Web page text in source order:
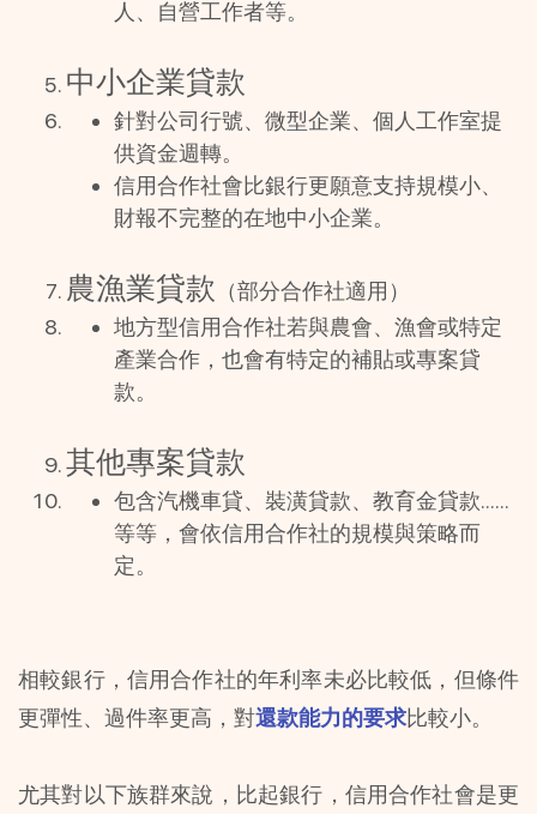
人、自營工作者等。
中小企業貸款
針對公司行號、微型企業、個人工作室提
供資金週轉。
信用合作社會比銀行更願意支持規模小、
財報不完整的在地中小企業。
農漁業貸款 （部分合作社適用）
地方型信用合作社若與農會、漁會或特定
產業合作，也會有特定的補貼或專案貸
款。
其他專案貸款
包含汽機車貸、裝潢貸款、教育金貸款……
等等，會依信用合作社的規模與策略而
定。
相較銀行，信用合作社的年利率未必比較低，但條件
更彈性、過件率更高，對還款能力的要求比較小。
尤其對以下族群來說，比起銀行，信用合作社會是更